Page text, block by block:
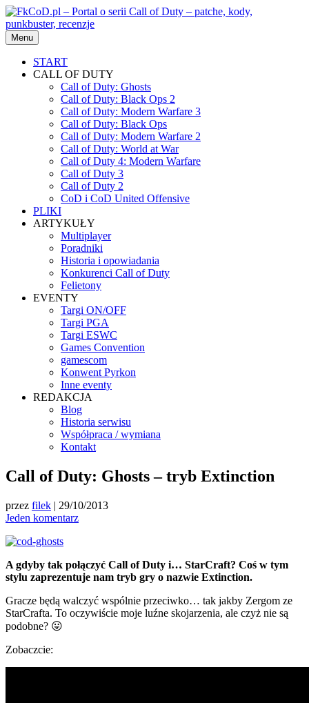
Przejdź
do
treści
Menu
START
CALL OF DUTY
Call of Duty: Ghosts
Call of Duty: Black Ops 2
Call of Duty: Modern Warfare 3
Call of Duty: Black Ops
Call of Duty: Modern Warfare 2
Call of Duty: World at War
Call of Duty 4: Modern Warfare
Call of Duty 3
Call of Duty 2
CoD i CoD United Offensive
PLIKI
ARTYKUŁY
Multiplayer
Poradniki
Historia i opowiadania
Konkurenci Call of Duty
Felietony
EVENTY
Targi ON/OFF
Targi PGA
Targi ESWC
Games Convention
gamescom
Konwent Pyrkon
Inne eventy
REDAKCJA
Blog
Historia serwisu
Współpraca / wymiana
Kontakt
Call of Duty: Ghosts – tryb Extinction
przez filek | 29/10/2013
Jeden komentarz
A gdyby tak połączyć Call of Duty i… StarCraft? Coś w tym
stylu zaprezentuje nam tryb gry o nazwie Extinction.
Gracze będą walczyć wspólnie przeciwko… tak jakby Zergom ze
StarCrafta. To oczywiście moje luźne skojarzenia, ale czyż nie są
podobne? 😛
Zobaczcie: